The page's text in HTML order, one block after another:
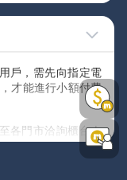
詢
查詢交易序號，
活動網頁，請務必
查詢領獎歷程。
戶，需先向指定電
才能進行小額付費
各門市洽詢櫃台人